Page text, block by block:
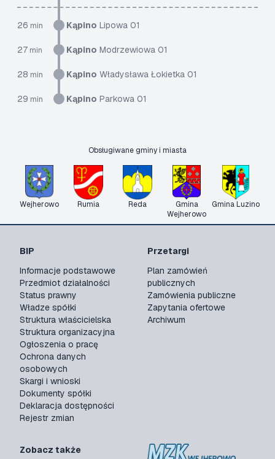
26 min Kąpino Lipowa 01
27 min Kąpino Modrzewiowa 01
28 min Kąpino Władysława Łokietka 01
29 min Kąpino Parkowa 01
Obsługiwane gminy i miasta
Wejherowo Rumia Reda
Gmina
Wejherowo
Gmina Luzino
BIP
Informacje podstawowe
Przedmiot działalności
Status prawny
Władze spółki
Struktura właścicielska
Struktura organizacyjna
Ogłoszenia o pracę
Ochrona danych
osobowych
Skargi i wnioski
Dokumenty spółki
Deklaracja dostępności
Rejestr zmian
Przetargi
Plan zamówień
publicznych
Zamówienia publiczne
Zapytania ofertowe
Archiwum
Zobacz także